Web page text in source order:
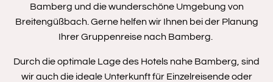
Bamberg und die wunderschöne Umgebung von
Breitengüßbach. Gerne helfen wir Ihnen bei der Planung
Ihrer Gruppenreise nach Bamberg.
Durch die optimale Lage des Hotels nahe Bamberg, sind
wir auch die ideale Unterkunft für Einzelreisende oder